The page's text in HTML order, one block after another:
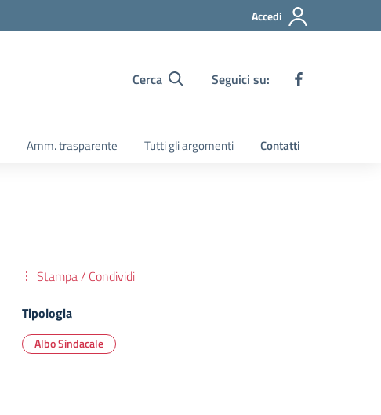
Accedi
Cerca Seguici su:
Amm. trasparente Tutti gli argomenti Contatti
Stampa / Condividi
Tipologia
Albo Sindacale